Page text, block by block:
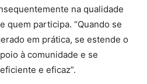
na qualidade
quem participa. “Quando se
em prática, se estende o
à comunidade e se
e eficaz”.